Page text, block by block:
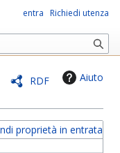
RDF Aiuto
proprietà in entrata
entra Richiedi utenza